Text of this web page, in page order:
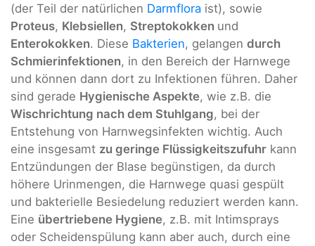
(der Teil der natürlichen Darmflora ist), sowie
Proteus, Klebsiellen, Streptokokken und
Enterokokken. Diese Bakterien, gelangen durch
Schmierinfektionen, in den Bereich der Harnwege
und können dann dort zu Infektionen führen. Daher
sind gerade Hygienische Aspekte, wie z.B. die
Wischrichtung nach dem Stuhlgang, bei der
Entstehung von Harnwegsinfekten wichtig. Auch
eine insgesamt zu geringe Flüssigkeitszufuhr kann
Entzündungen der Blase begünstigen, da durch
höhere Urinmengen, die Harnwege quasi gespült
und bakterielle Besiedelung reduziert werden kann.
Eine übertriebene Hygiene, z.B. mit Intimsprays
oder Scheidenspülung kann aber auch, durch eine